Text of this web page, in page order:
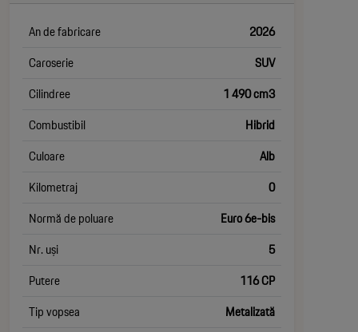
An de fabricare
2026
Caroserie
SUV
Cilindree
1 490 cm3
Combustibil
Hibrid
Culoare
Alb
Kilometraj
0
Normă de poluare
Euro 6e-bis
Nr. uși
5
Putere
116 CP
Tip vopsea
Metalizată